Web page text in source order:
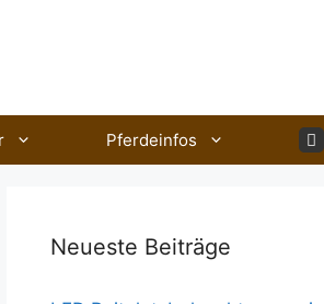
Pferdeinfos
Neueste Beiträge